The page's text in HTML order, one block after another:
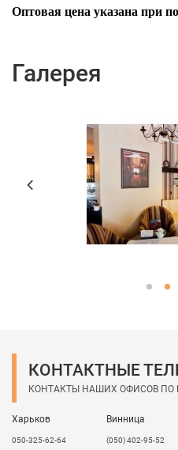
Оптовая цена указана при
Галерея
КОНТАКТНЫЕ
КОНТАКТЫ НАШИХ ОФИСОВ ПО
Харьков
050-325-62-64
Винница
(050) 402-95-52